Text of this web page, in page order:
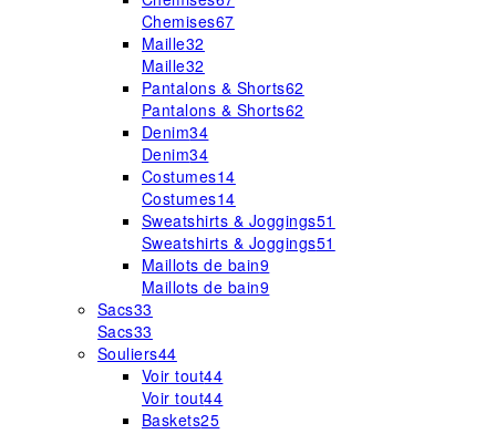
Chemises67
Maille32
Maille32
Pantalons & Shorts62
Pantalons & Shorts62
Denim34
Denim34
Costumes14
Costumes14
Sweatshirts & Joggings51
Sweatshirts & Joggings51
Maillots de bain9
Maillots de bain9
Sacs33
Sacs33
Souliers44
Voir tout44
Voir tout44
Baskets25